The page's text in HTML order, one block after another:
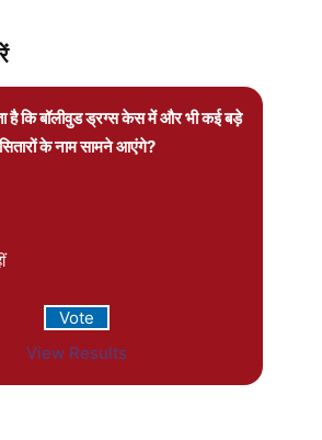
है कि बॉलीवुड ड्रग्स केस में और भी कई बड़े
के नाम सामने आएंगे?
View Results